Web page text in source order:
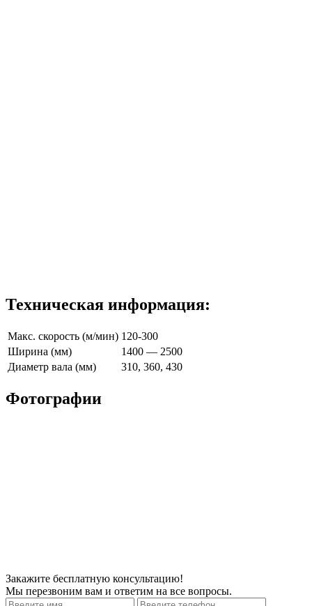
Техническая информация:
Макс. скорость (м/мин) 120-300
Ширина (мм)
1400 — 2500
Диаметр вала (мм)
310, 360, 430
Фотографии
Закажите бесплатную консультацию!
Мы перезвоним вам и ответим на все вопросы.